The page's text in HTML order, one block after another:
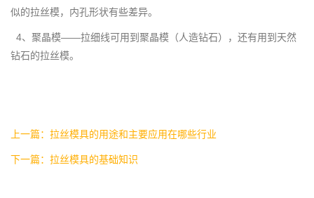
似的拉丝模，内孔形状有些差异。
4、聚晶模——拉细线可用到聚晶模（人造钻石），还有用到天然
钻石的拉丝模。
上一篇：拉丝模具的用途和主要应用在哪些行业
下一篇：拉丝模具的基础知识